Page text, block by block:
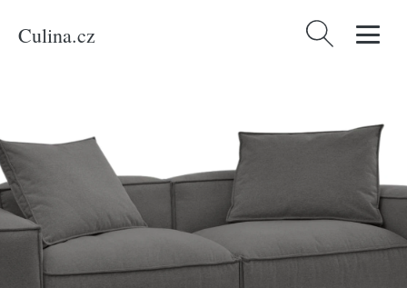
Culina.cz Vyhledávání